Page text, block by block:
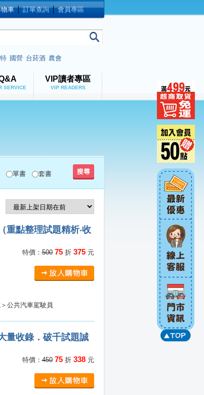
車 │訂單查詢 │會員專區
國營 台菸酒 農會
SERVICE
VIP讀者專區
VIP READERS
單書 套書
重點整理試題精析‧收
特價：50075折 375元
公共汽車駕駛員
量收錄．破千試題誠
特價：45075折 338元